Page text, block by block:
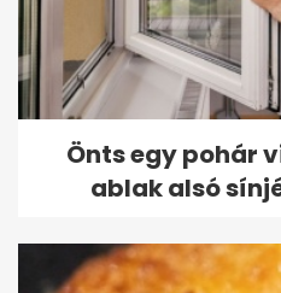
Önts egy pohár
ablak alsó